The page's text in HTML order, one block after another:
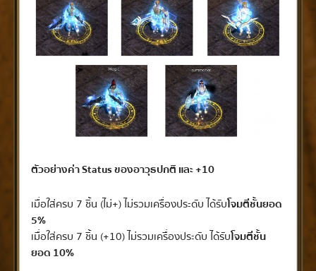
ตัวอย่างค่า Status ของอาวุธปกติ และ +10
เมื่อใส่ครบ 7 ชิ้น (ไม่+) ไม่รวมเครื่องประดับ ได้รับโจมตีชั้นยอด
5%
เมื่อใส่ครบ 7 ชิ้น (+10) ไม่รวมเครื่องประดับ ได้รับโจมตีชั้น
ยอด 10%